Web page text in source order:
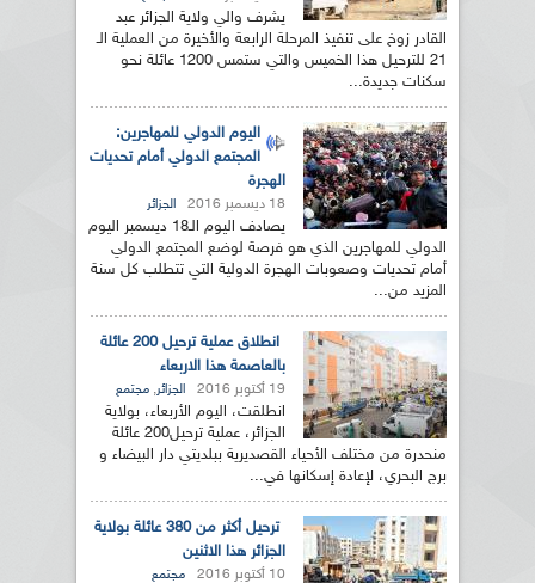
يشرف والي ولاية الجزائر عبد
القادر زوخ على تنفيذ المرحلة الرابعة والأخيرة من العملية الـ
21 للترحيل هذا الخميس والتي ستمس 1200 عائلة نحو
سكنات جديدة...
اليوم الدولي للمهاجرين:
المجتمع الدولي أمام تحديات
الهجرة
18 ديسمبر 2016 الجزائر
يصادف اليوم الـ18 ديسمبر اليوم
الدولي للمهاجرين الذي هو فرصة لوضع المجتمع الدولي
أمام تحديات وصعوبات الهجرة الدولية التي تتطلب كل سنة
المزيد من...
انطلاق عملية ترحيل 200 عائلة
بالعاصمة هذا الاربعاء
19 أكتوبر 2016 الجزائر, مجتمع
انطلقت، اليوم الأربعاء، بولاية
الجزائر، عملية ترحيل200 عائلة
منحدرة من مختلف الأحياء القصديرية ببلديتي دار البيضاء و
برج البحري، لإعادة إسكانها في...
ترحيل أكثر من 380 عائلة بولاية
الجزائر هذا الاثنين
10 أكتوبر 2016 مجتمع